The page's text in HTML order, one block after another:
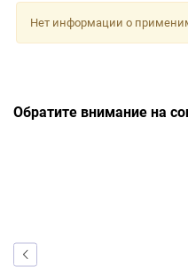
Нет информации о
Обратите внимание на